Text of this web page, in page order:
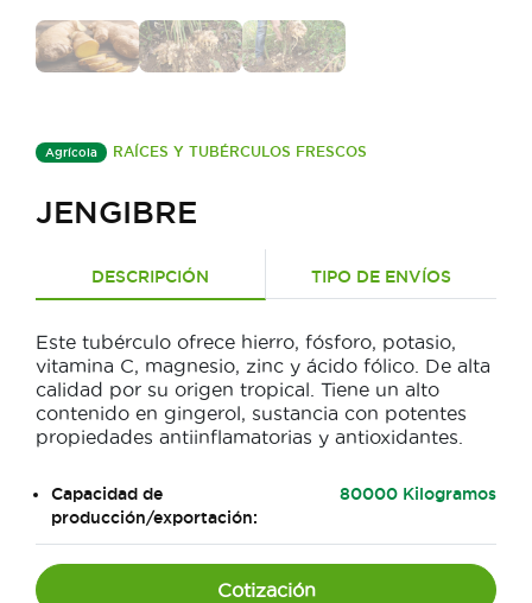
Agrícola RAÍCES Y TUBÉRCULOS FRESCOS
JENGIBRE
DESCRIPCIÓN TIPO DE ENVÍOS
Este tubérculo ofrece hierro, fósforo, potasio,
vitamina C, magnesio, zinc y ácido fólico. De alta
calidad por su origen tropical. Tiene un alto
contenido en gingerol, sustancia con potentes
propiedades antiinflamatorias y antioxidantes.
Capacidad de
producción/exportación:
80000 Kilogramos
Cotización